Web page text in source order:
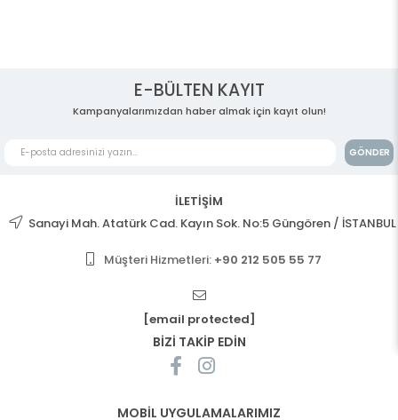
E-BÜLTEN KAYIT
Kampanyalarımızdan haber almak için kayıt olun!
GÖNDER
İLETİŞİM
Sanayi Mah. Atatürk Cad. Kayın Sok. No:5 Güngören / İSTANBUL
Müşteri Hizmetleri: +90 212 505 55 77
[email protected]
BİZİ TAKİP EDİN
MOBİL UYGULAMALARIMIZ